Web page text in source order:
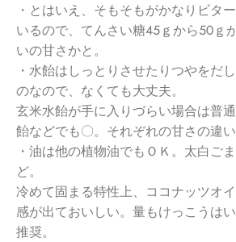
・とはいえ、そもそもがかなりビタ
いるので、てんさい糖４５ｇから５０
いの甘さかと。
・水飴はしっとりさせたりつやをだ
のなので、なくても大丈夫。
玄米水飴が手に入りづらい場合は普
飴などでも〇。それぞれの甘さの違い
・油は他の植物油でもＯＫ。太白ご
ど。
冷めて固まる特性上、ココナッツオ
感が出ておいしい。量もけっこうは
推奨。